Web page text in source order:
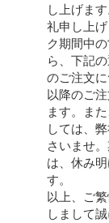
し上げま
礼申し上
ク期間中
ら、下記
のご注文
以降のご
ます。ま
しては、
さいませ
は、休み
す。
以上、ご
しまして